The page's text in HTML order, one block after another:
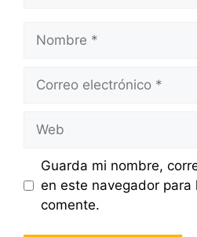
electrónico
Guarda mi nombre,
en este navegador para
comente.